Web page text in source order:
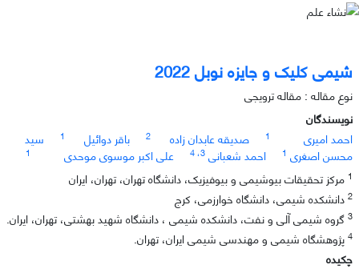
شیمی کلیک و جایزه نوبل 2022
نوع مقاله : مقاله ترویجی
نویسندگان
احمد امیری
1 صدیقه عابدان زاده 2 باقر دوائیل 1
سید
محسن اصغری 1 احمد شعبانی 3، 4 علی اکبر موسوی موحدی
1
1 مرکز تحقیقات بیوشیمی و بیوفیزیک، دانشگاه تهران، تهران، ایران
2 دانشکده شیمی، دانشگاه خوارزمی، کرج
3 گروه شیمی آلی و نفت، دانشکده شیمی ، دانشگاه شهید بهشتی، تهران، ایران.
4 پژوهشگاه شیمی و مهندسی شیمی ایران، تهران.
چکیده